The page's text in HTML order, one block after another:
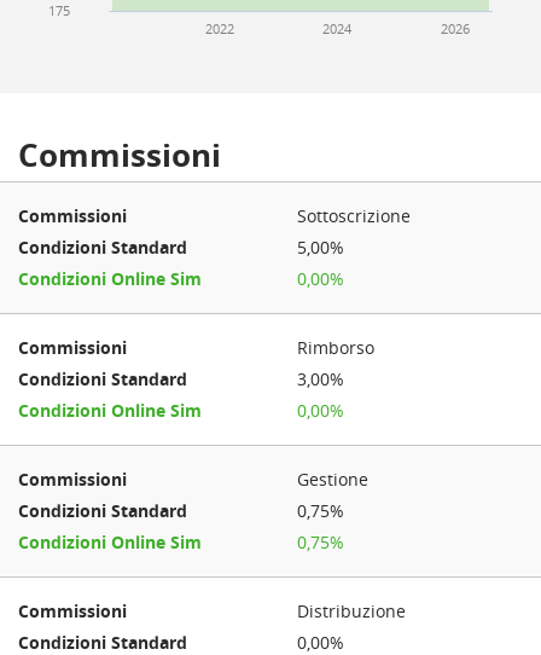
2022 2024 2026
175
Commissioni
Sottoscrizione
5,00%
0,00%
Rimborso
3,00%
0,00%
Gestione
0,75%
0,75%
Distribuzione
0,00%